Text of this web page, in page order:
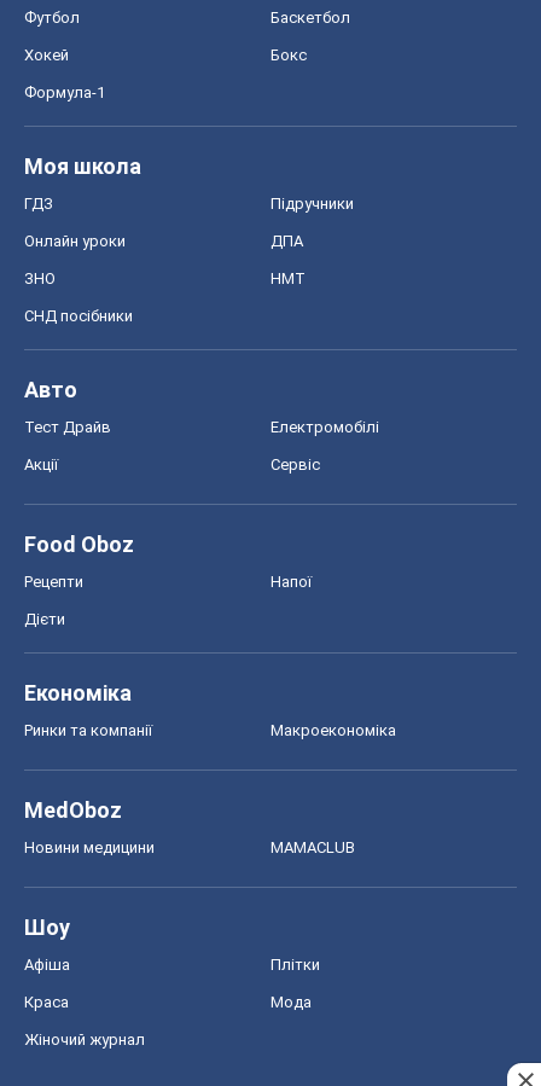
Футбол Баскетбол
Хокей Бокс
Формула-1
Моя школа
ГДЗ Підручники
Онлайн уроки ДПА
ЗНО НМТ
СНД посібники
Авто
Тест Драйв Електромобілі
Акції Сервіс
Food Oboz
Рецепти Напої
Дієти
Економіка
Ринки та компанії Макроекономіка
MedOboz
Новини медицини MAMACLUB
Шоу
Афіша Плітки
Краса Мода
Жіночий журнал